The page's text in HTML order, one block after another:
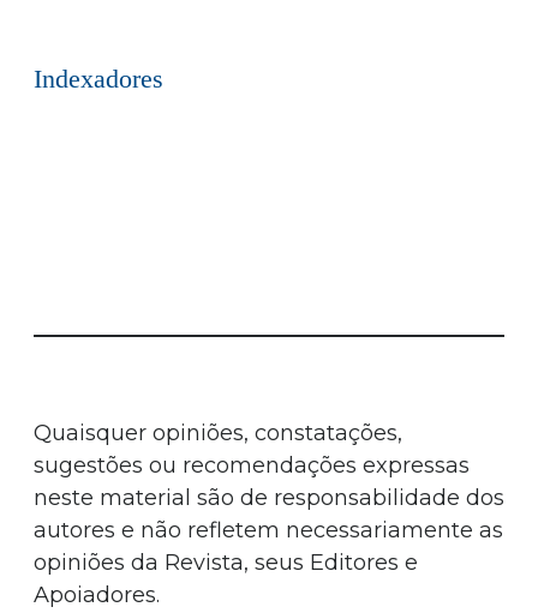
Indexadores
Quaisquer opiniões, constatações,
sugestões ou recomendações expressas
neste material são de responsabilidade dos
autores e não refletem necessariamente as
opiniões da Revista, seus Editores e
Apoiadores.